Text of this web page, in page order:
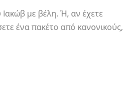
Ιακώβ με βέλη. Ή, αν έχετε
ένα πακέτο από κανονικούς,